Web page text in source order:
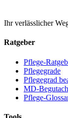
Ihr verlässlicher
Ratgeber
Pflege-
Pflegegrade
Pflegegrad
MD-
Pflege-